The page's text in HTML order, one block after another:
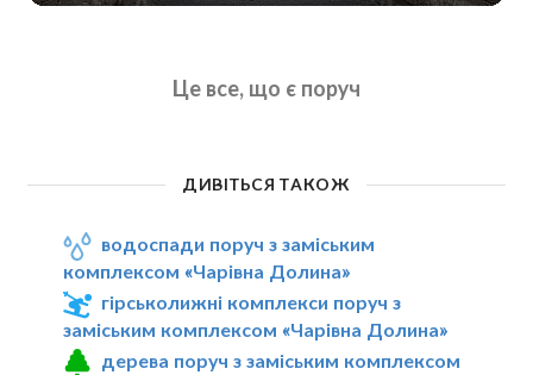
Це все, що є поруч
ДИВІТЬСЯ ТАКОЖ
водоспади поруч з заміським
комплексом «Чарівна Долина»
гірськолижні комплекси поруч з
заміським комплексом «Чарівна Долина»
дерева поруч з заміським комплексом